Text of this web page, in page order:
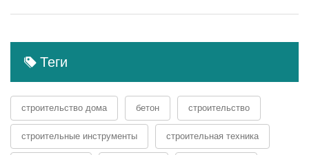
Теги
строительство дома бетон строительство
строительные инструменты строительная техника